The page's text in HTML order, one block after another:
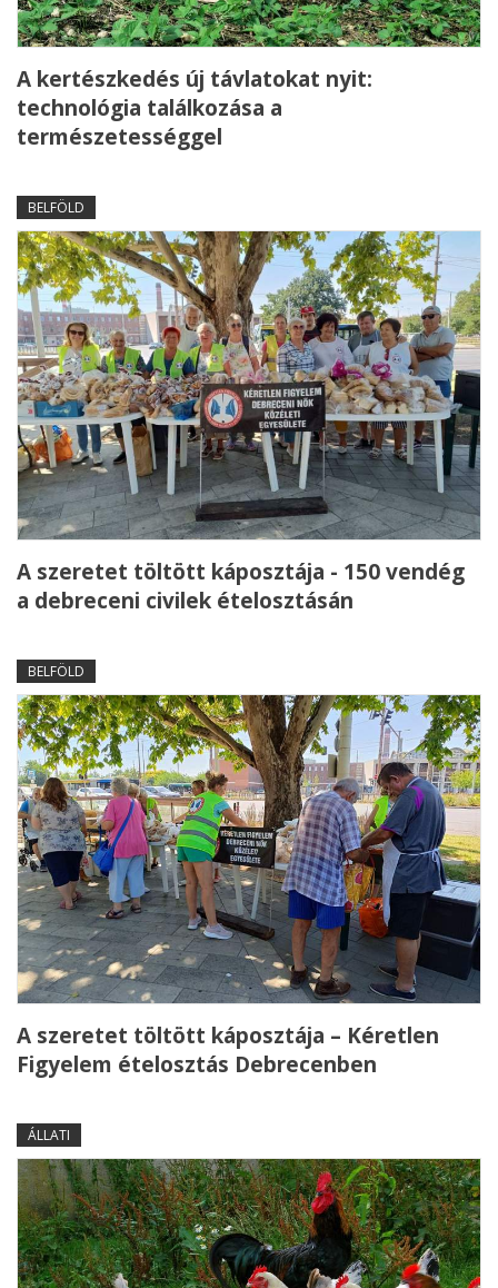
A kertészkedés új távlatokat nyit:
technológia találkozása a
természetességgel
BELFÖLD
A szeretet töltött káposztája - 150 vendég
a debreceni civilek ételosztásán
BELFÖLD
A szeretet töltött káposztája – Kéretlen
Figyelem ételosztás Debrecenben
ÁLLATI